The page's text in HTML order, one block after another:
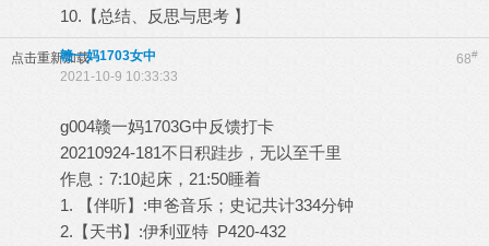
10.【总结、反思与思考 】
点击重新加载 68#
赣一妈1703女中
2021-10-9 10:33:33
g004赣一妈1703G中反馈打卡
20210924-181不日积跬步，无以至千里
作息：7:10起床，21:50睡着
1. 【伴听】:申爸音乐；史记共计334分钟
2.【天书】:伊利亚特 P420-432